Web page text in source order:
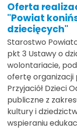
Oferta
"Powiat
dziecięcych"
Starostwo
pkt 3 Ustawy o
wolontariacie,
ofertę organizacji
Przyjaciół Dzieci
publiczne z
kultury i
wspieraniu